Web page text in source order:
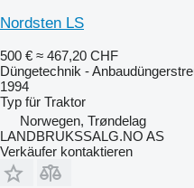
Nordsten LS
500 € ≈ 467,20 CHF
Düngetechnik -
1994
Typ für Traktor
Norwegen, Trøndelag
LANDBRUKSSALG.NO AS
Verkäufer kontaktieren